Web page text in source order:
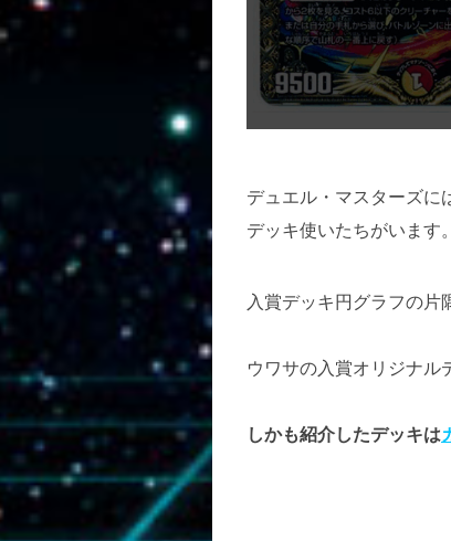
デュエル・マスターズに
デッキ使いたちがいます。
入賞デッキ円グラフの片
ウワサの入賞オリジナル
しかも紹介したデッキは